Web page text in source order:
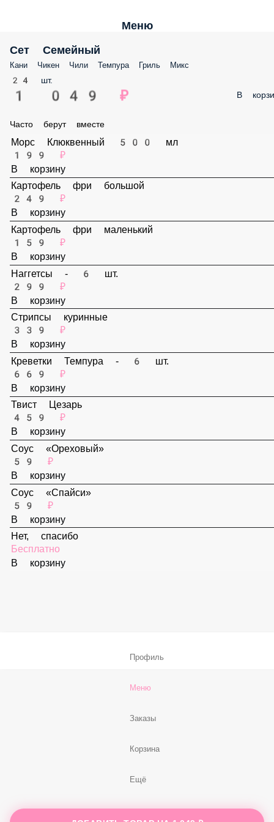
Меню
Сет Семейный
Кани Чикен Чили Темпура Гриль Микс
24 шт.
1 049 ₽ В
Часто берут вместе
Морс Клюквенный 500 мл
199 ₽
В корзину
Картофель фри большой
249 ₽
В корзину
Картофель фри маленький
159 ₽
В корзину
Наггетсы - 6 шт.
299 ₽
Стрипсы куринные
339 ₽
В корзину
Креветки Темпура - 6 шт.
669 ₽
В корзину
Твист Цезарь
459 ₽
В корзину
Соус «Ореховый»
59 ₽
В корзину